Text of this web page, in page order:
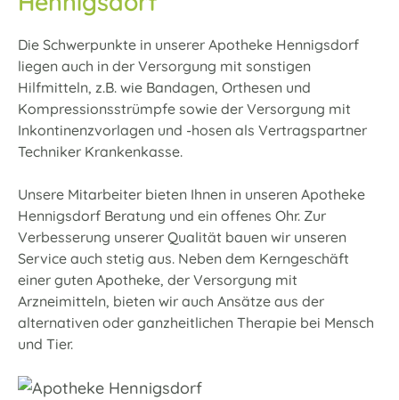
Die Schwerpunkte in unserer Apotheke Hennigsdorf
liegen auch in der Versorgung mit sonstigen
Hilfmitteln, z.B. wie Bandagen, Orthesen und
Kompressionsstrümpfe sowie der Versorgung mit
Inkontinenzvorlagen und -hosen als Vertragspartner
Techniker Krankenkasse.
Unsere Mitarbeiter bieten Ihnen in unseren Apotheke
Hennigsdorf Beratung und ein offenes Ohr. Zur
Verbesserung unserer Qualität bauen wir unseren
Service auch stetig aus. Neben dem Kerngeschäft
einer guten Apotheke, der Versorgung mit
Arzneimitteln, bieten wir auch Ansätze aus der
alternativen oder ganzheitlichen Therapie bei Mensch
und Tier.